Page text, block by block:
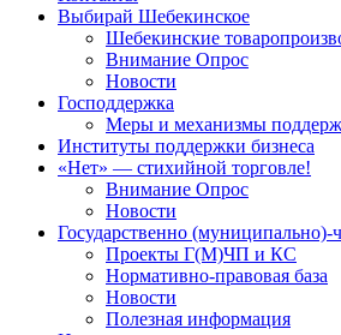
Выбирай Шебекинское
Шебекинские
Внимание Опрос
Новости
Господдержка
Меры и механизмы
Институты поддержки бизнеса
«Нет» — стихийной торговле!
Внимание Опрос
Новости
Государственно (муниципально)-
Проекты Г(М)ЧП и КС
Нормативно-правовая база
Новости
Полезная информация